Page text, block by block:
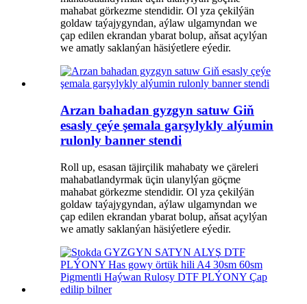
mahabat görkezme stendidir. Ol yza çekilýän
goldaw taýajygyndan, aýlaw ulgamyndan we
çap edilen ekrandan ybarat bolup, aňsat açylýan
we amatly saklanýan häsiýetlere eýedir.
Arzan bahadan gyzgyn satuw Giň
esasly çeýe şemala garşylykly alýumin
rulonly banner stendi
Roll up, esasan täjirçilik mahabaty we çäreleri
mahabatlandyrmak üçin ulanylýan göçme
mahabat görkezme stendidir. Ol yza çekilýän
goldaw taýajygyndan, aýlaw ulgamyndan we
çap edilen ekrandan ybarat bolup, aňsat açylýan
we amatly saklanýan häsiýetlere eýedir.